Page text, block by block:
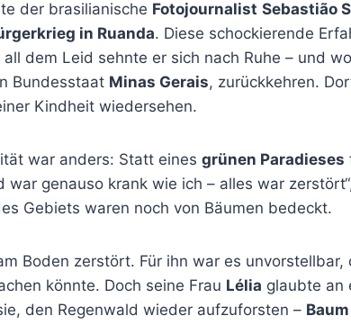
der brasilianische Fotojournalist Sebastião
in Ruanda. Diese schockierende
dem Leid sehnte er sich nach Ruhe – und
Bundesstaat Minas Gerais, zurückkehren.
Kindheit wiedersehen.
war anders: Statt eines grünen Paradieses
war genauso krank wie ich – alles war
Gebiets waren noch von Bäumen bedeckt.
Boden zerstört. Für ihn war es
könnte. Doch seine Frau Lélia glaubte an
den Regenwald wieder aufzuforsten –